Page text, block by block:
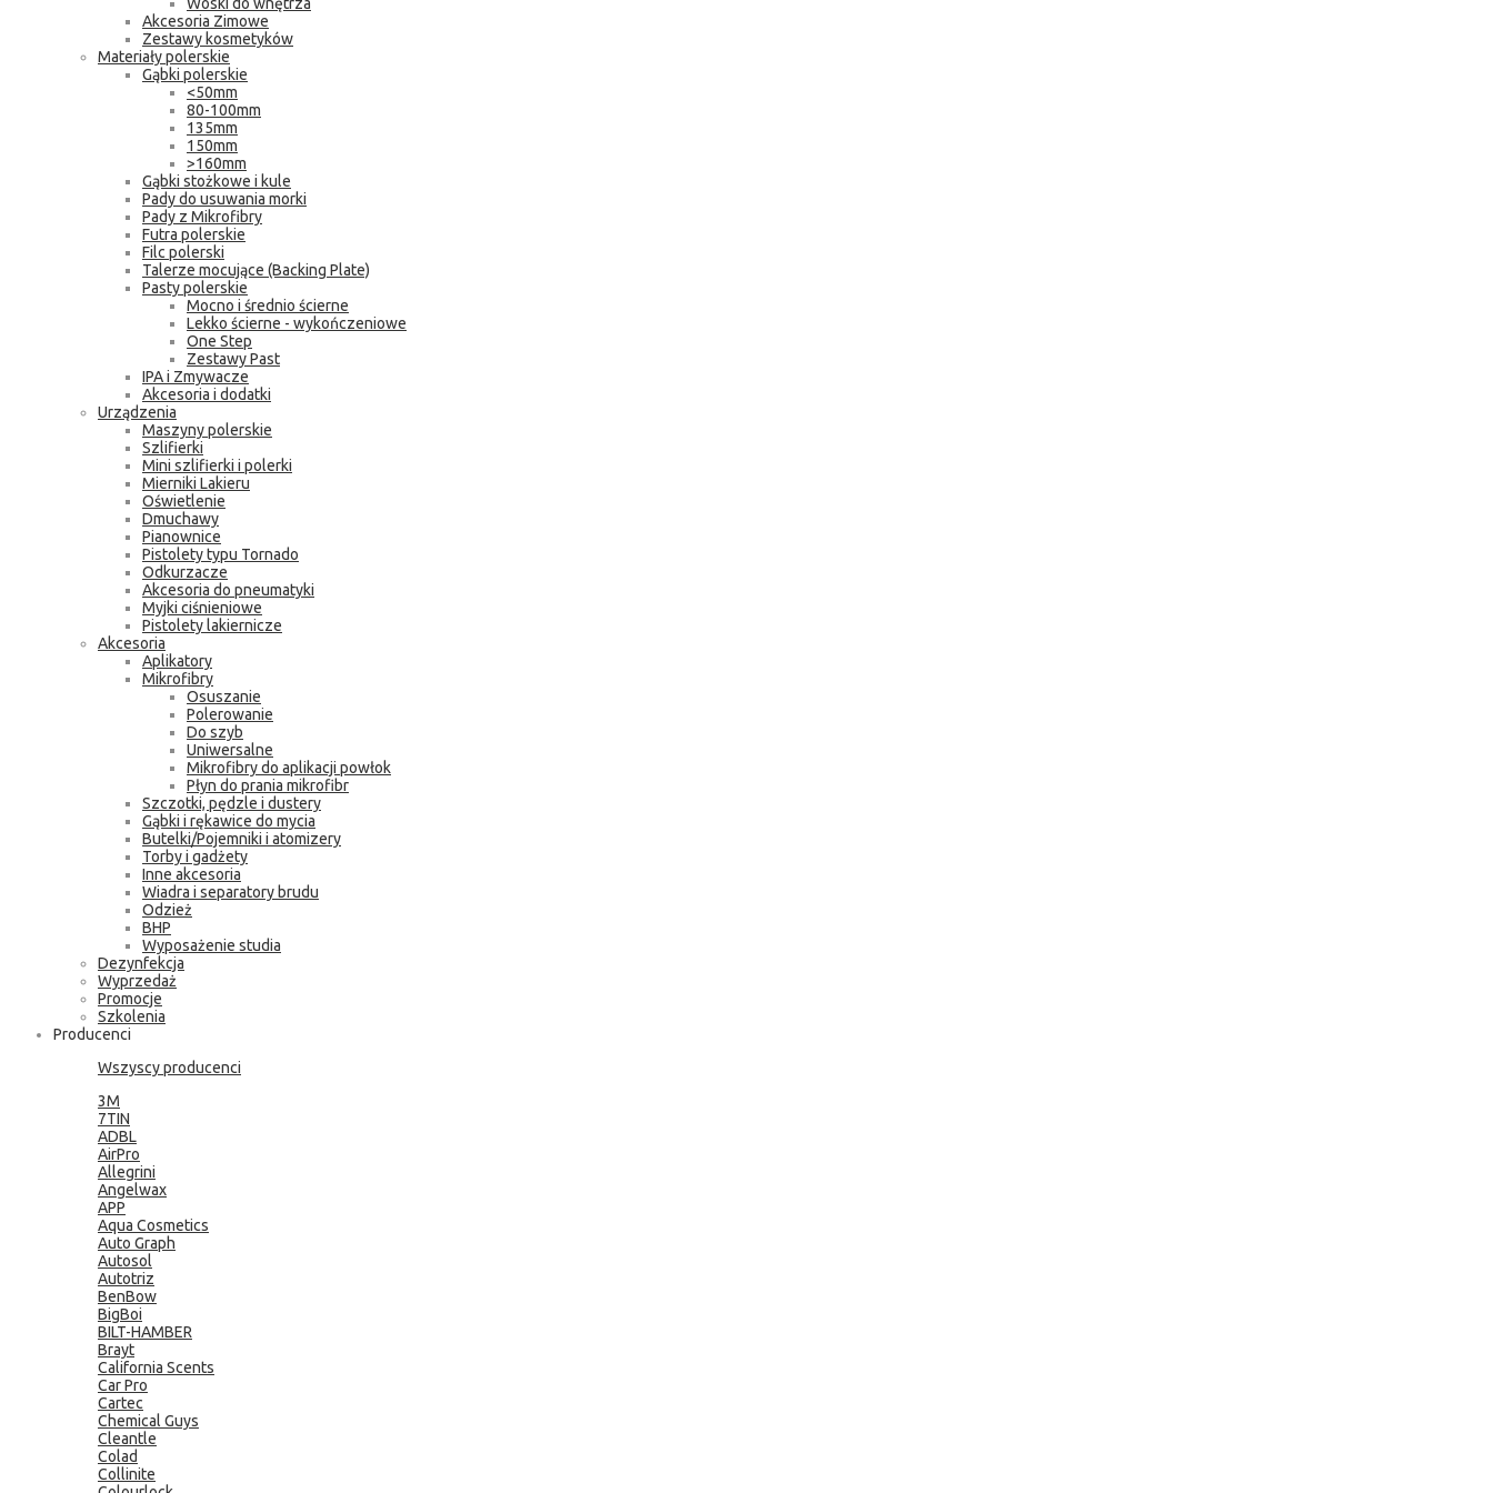
Akcesoria Zimowe
Zestawy kosmetyków
Materiały polerskie
Gąbki polerskie
<50mm
80-100mm
135mm
150mm
>160mm
Gąbki stożkowe i kule
Pady do usuwania morki
Pady z Mikrofibry
Futra polerskie
Filc polerski
Talerze mocujące (Backing Plate)
Pasty polerskie
Mocno i średnio ścierne
Lekko ścierne - wykończeniowe
One Step
Zestawy Past
IPA i Zmywacze
Akcesoria i dodatki
Urządzenia
Maszyny polerskie
Szlifierki
Mini szlifierki i polerki
Mierniki Lakieru
Oświetlenie
Dmuchawy
Pianownice
Pistolety typu Tornado
Odkurzacze
Akcesoria do pneumatyki
Myjki ciśnieniowe
Pistolety lakiernicze
Akcesoria
Aplikatory
Mikrofibry
Osuszanie
Polerowanie
Do szyb
Uniwersalne
Mikrofibry do aplikacji powłok
Płyn do prania mikrofibr
Szczotki, pędzle i dustery
Gąbki i rękawice do mycia
Butelki/Pojemniki i atomizery
Torby i gadżety
Inne akcesoria
Wiadra i separatory brudu
Odzież
BHP
Wyposażenie studia
Dezynfekcja
Wyprzedaż
Promocje
Szkolenia
Producenci
Wszyscy producenci
3M
7TIN
ADBL
AirPro
Allegrini
Angelwax
APP
Aqua Cosmetics
Auto Graph
Autosol
Autotriz
BenBow
BigBoi
BILT-HAMBER
Brayt
California Scents
Car Pro
Cartec
Chemical Guys
Cleantle
Colad
Collinite